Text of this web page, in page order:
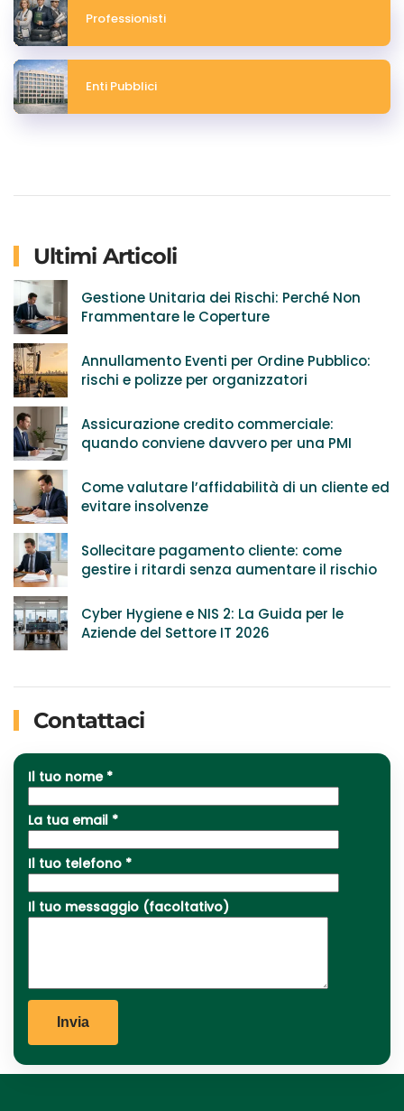
Professionisti
Enti Pubblici
Ultimi Articoli
Gestione Unitaria dei Rischi: Perché Non
Frammentare le Coperture
Annullamento Eventi per Ordine Pubblico:
rischi e polizze per organizzatori
Assicurazione credito commerciale:
quando conviene davvero per una PMI
Come valutare l’affidabilità di un cliente ed
evitare insolvenze
Sollecitare pagamento cliente: come
gestire i ritardi senza aumentare il rischio
Cyber Hygiene e NIS 2: La Guida per le
Aziende del Settore IT 2026
Contattaci
Il tuo nome *
La tua email *
Il tuo telefono *
Il tuo messaggio (facoltativo)